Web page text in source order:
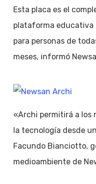
Esta placa es el
plataforma educativa
para personas de
meses, informó
«Archi permitirá a los
la tecnología desde
Facundo Bianciotto,
medioambiente de